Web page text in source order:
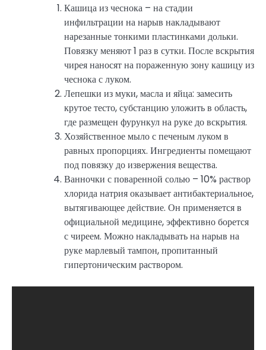
Кашица из чеснока – на стадии
инфильтрации на нарыв накладывают
нарезанные тонкими пластинками дольки.
Повязку меняют 1 раз в сутки. После вскрытия
чирея наносят на пораженную зону кашицу из
чеснока с луком.
Лепешки из муки, масла и яйца: замесить
крутое тесто, субстанцию уложить в область,
где размещен фурункул на руке до вскрытия.
Хозяйственное мыло с печеным луком в
равных пропорциях. Ингредиенты помещают
под повязку до извержения вещества.
Ванночки с поваренной солью – 10% раствор
хлорида натрия оказывает антибактериальное,
вытягивающее действие. Он применяется в
официальной медицине, эффективно борется
с чиреем. Можно накладывать на нарыв на
руке марлевый тампон, пропитанный
гипертоническим раствором.